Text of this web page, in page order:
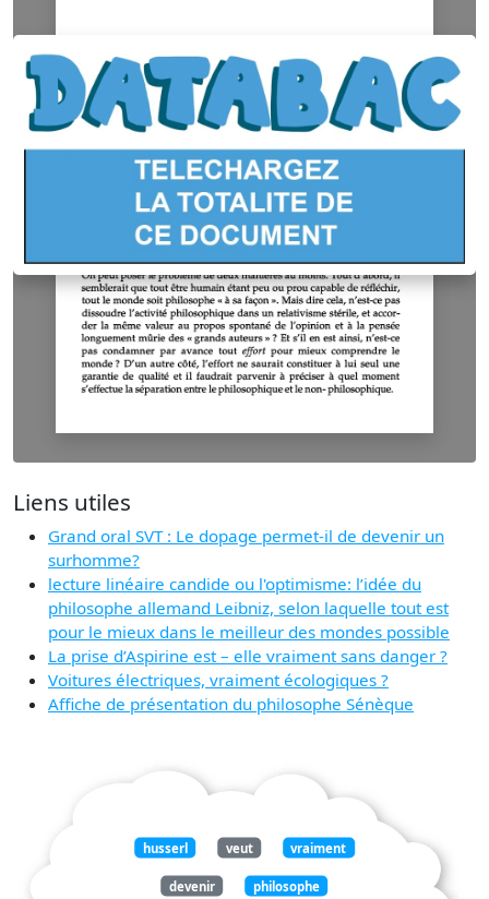
Liens utiles
Grand oral SVT : Le dopage permet-il de devenir un
surhomme?
lecture linéaire candide ou l'optimisme: l’idée du
philosophe allemand Leibniz, selon laquelle tout est
pour le mieux dans le meilleur des mondes possible
La prise d’Aspirine est – elle vraiment sans danger ?
Voitures électriques, vraiment écologiques ?
Affiche de présentation du philosophe Sénèque
husserl veut vraiment
devenir philosophe